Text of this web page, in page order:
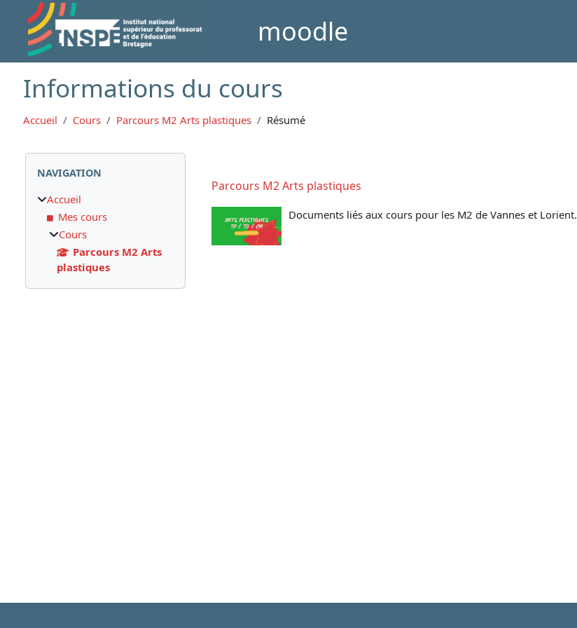
Passer au contenu principal
moodle
Informations du cours
Accueil Cours Parcours M2 Arts plastiques Résumé
Parcours M2 Arts plastiques
Documents liés aux cours pour les M2 de Vannes et Lorient.
Blocs
Passer Navigation
NAVIGATION
Accueil
Mes cours
Cours
Parcours M2 Arts
plastiques